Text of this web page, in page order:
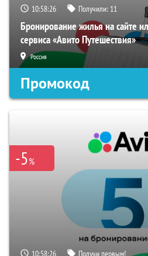
10:58:25 Получили: 11
Бронирование жилья на сайте
сервиса «Авито Путешествия»
Россия
Промокод
-5%
10:58:25 Получи первым!